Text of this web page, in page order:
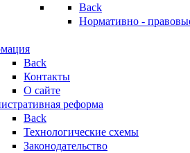
Back
Нормативно -
Back
Контакты
О сайте
реформа
Back
Технологические схемы
Законодательство